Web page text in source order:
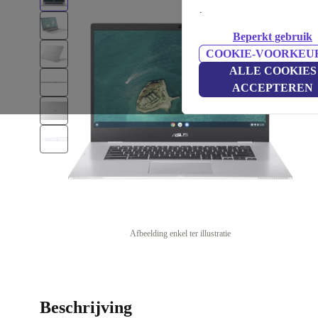
.
Beperkt gebruik
COOKIE-
ALLE COOKIES
ACCEPTEREN
Afbeelding enkel ter illustratie
Beschrijving